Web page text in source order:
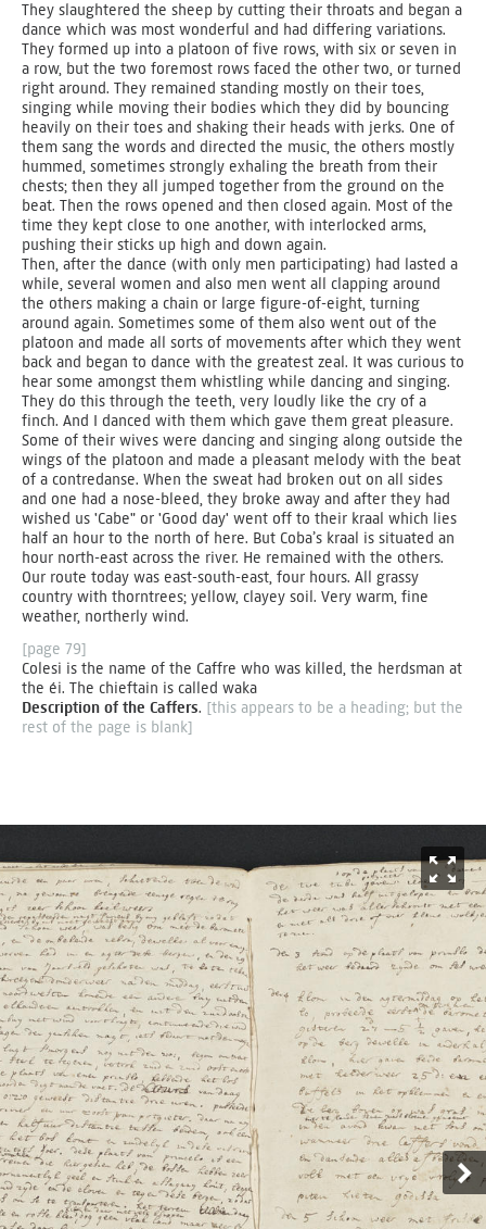
They slaughtered the sheep by cutting their throats and began a
dance which was most wonderful and had differing variations.
They formed up into a platoon of five rows, with six or seven in
a row, but the two foremost rows faced the other two, or turned
right around. They remained standing mostly on their toes,
singing while moving their bodies which they did by bouncing
heavily on their toes and shaking their heads with jerks. One of
them sang the words and directed the music, the others mostly
hummed, sometimes strongly exhaling the breath from their
chests; then they all jumped together from the ground on the
beat. Then the rows opened and then closed again. Most of the
time they kept close to one another, with interlocked arms,
pushing their sticks up high and down again.
Then, after the dance (with only men participating) had lasted a
while, several women and also men went all clapping around
the others making a chain or large figure-of-eight, turning
around again. Sometimes some of them also went out of the
platoon and made all sorts of movements after which they went
back and began to dance with the greatest zeal. It was curious to
hear some amongst them whistling while dancing and singing.
They do this through the teeth, very loudly like the cry of a
finch. And I danced with them which gave them great pleasure.
Some of their wives were dancing and singing along outside the
wings of the platoon and made a pleasant melody with the beat
of a contredanse. When the sweat had broken out on all sides
and one had a nose-bleed, they broke away and after they had
wished us 'Cabe" or 'Good day' went off to their kraal which lies
half an hour to the north of here. But Coba’s kraal is situated an
hour north-east across the river. He remained with the others.
Our route today was east-south-east, four hours. All grassy
country with thorntrees; yellow, clayey soil. Very warm, fine
weather, northerly wind.
[page 79]
Colesi is the name of the Caffre who was killed, the herdsman at
the éi. The chieftain is called waka
Description of the Caffers. [this appears to be a heading; but the
rest of the page is blank]